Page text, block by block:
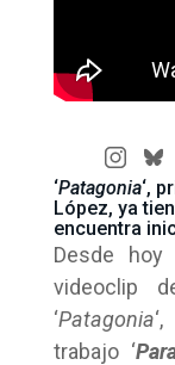
‘Patagonia‘,
López, ya
encuentra
Desde
videoclip
‘Patagonia
trabajo ‘